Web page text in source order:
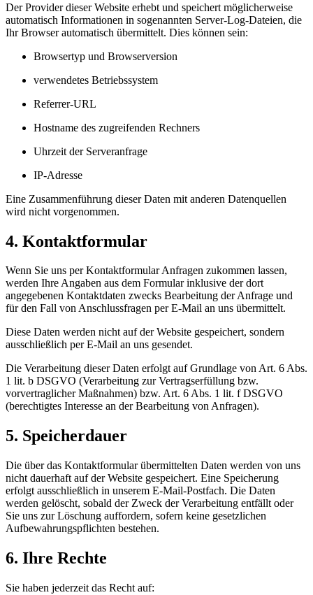
Der Provider dieser Website erhebt und speichert möglicherweise
automatisch Informationen in sogenannten Server-Log-Dateien, die
Ihr Browser automatisch übermittelt. Dies können sein:
Browsertyp und Browserversion
verwendetes Betriebssystem
Referrer-URL
Hostname des zugreifenden Rechners
Uhrzeit der Serveranfrage
IP-Adresse
Eine Zusammenführung dieser Daten mit anderen Datenquellen
wird nicht vorgenommen.
4. Kontaktformular
Wenn Sie uns per Kontaktformular Anfragen zukommen lassen,
werden Ihre Angaben aus dem Formular inklusive der dort
angegebenen Kontaktdaten zwecks Bearbeitung der Anfrage und
für den Fall von Anschlussfragen per E-Mail an uns übermittelt.
Diese Daten werden nicht auf der Website gespeichert, sondern
ausschließlich per E-Mail an uns gesendet.
Die Verarbeitung dieser Daten erfolgt auf Grundlage von Art. 6 Abs.
1 lit. b DSGVO (Verarbeitung zur Vertragserfüllung bzw.
vorvertraglicher Maßnahmen) bzw. Art. 6 Abs. 1 lit. f DSGVO
(berechtigtes Interesse an der Bearbeitung von Anfragen).
5. Speicherdauer
Die über das Kontaktformular übermittelten Daten werden von uns
nicht dauerhaft auf der Website gespeichert. Eine Speicherung
erfolgt ausschließlich in unserem E-Mail-Postfach. Die Daten
werden gelöscht, sobald der Zweck der Verarbeitung entfällt oder
Sie uns zur Löschung auffordern, sofern keine gesetzlichen
Aufbewahrungspflichten bestehen.
6. Ihre Rechte
Sie haben jederzeit das Recht auf: